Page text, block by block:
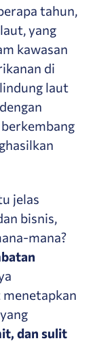
tahun,
yang
kawasan
di
laut
jelas
bisnis,
mana?
dan sulit